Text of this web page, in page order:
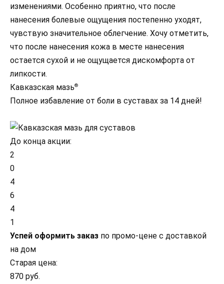
изменениями. Особенно приятно, что после
нанесения болевые ощущения постепенно уходят,
чувствую значительное облегчение. Хочу отметить,
что после нанесения кожа в месте нанесения
остается сухой и не ощущается дискомфорта от
липкости.
Кавказская мазь®
Полное избавление от боли в суставах за 14 дней!
До конца акции:
2
0
4
6
4
0
Успей оформить заказ по промо-цене с доставкой
на дом
Старая цена:
870 руб.